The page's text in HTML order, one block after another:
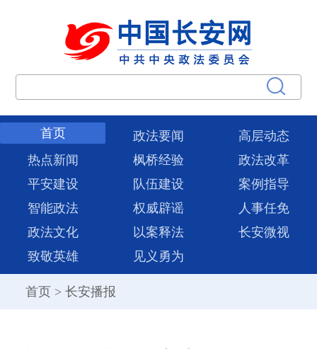
首页 政法要闻
高层动态
热点新闻
枫桥经验
政法改革
平安建设
队伍建设
案例指导
智能政法
权威辟谣
人事任免
政法文化
以案释法
长安微视
致敬英雄
见义勇为
首页 > 长安播报